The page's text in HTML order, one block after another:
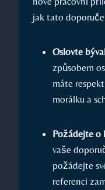
jak tato
Oslovte
způsobem
máte
morálku a
Požádejte ‌o
vaše
požádejte
referenci